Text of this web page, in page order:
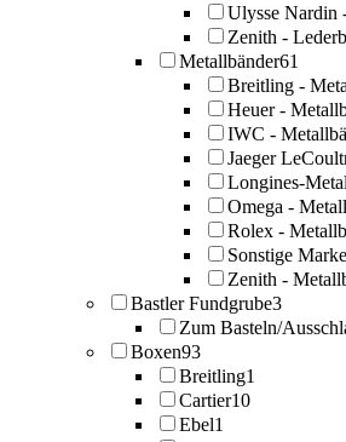
Ulysse Nardin
Zenith -
Metallbänder61
Breitling -
Heuer -
IWC -
Jaeger
Longines-
Omega -
Rolex -
Sonstige
Zenith -
Bastler Fundgrube3
Zum Basteln/
Boxen93
Breitling1
Cartier10
Ebel1